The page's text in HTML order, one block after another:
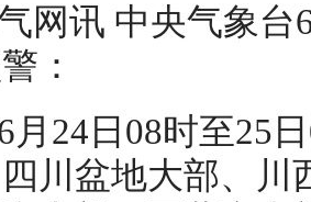
网讯 中央气象台
：
月24日08时至25
川盆地大部、川